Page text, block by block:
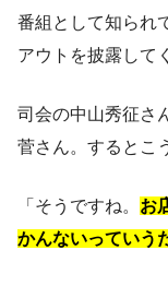
番組として知られ
アウトを披露して
司会の中山秀征さ
菅さん。するとこ
「そうですね。 お
かんないっていう